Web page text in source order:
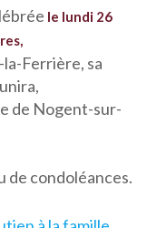
le lundi 26
la-Ferrière, sa
de Nogent-sur-
de condoléances.